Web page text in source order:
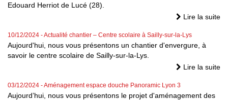
Edouard Herriot de Lucé (28).
Lire la suite
10/12/2024 - Actualité chantier – Centre scolaire à Sailly-sur-la-Lys
Aujourd'hui, nous vous présentons un chantier d'envergure, à
savoir le centre scolaire de Sailly-sur-la-Lys.
Lire la suite
03/12/2024 - Aménagement espace douche Panoramic Lyon 3
Aujourd’hui, nous vous présentons le projet d'aménagement des